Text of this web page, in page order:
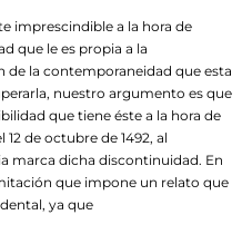
imprescindible a la hora de
que le es propia a la
de la contemporaneidad que esta
nuestro argumento es que
que tiene éste a la hora de
de octubre de 1492, al
marca dicha discontinuidad. En
que impone un relato que
ya que